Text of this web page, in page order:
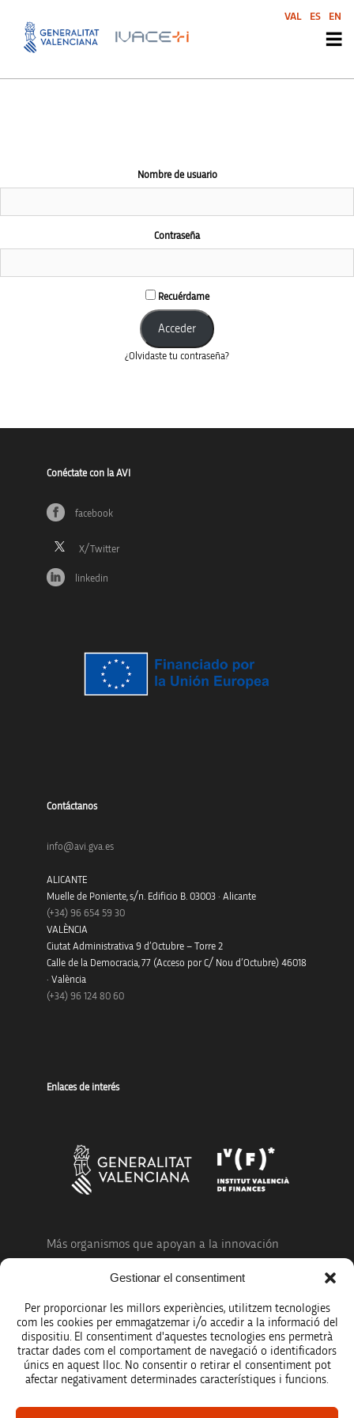
Gestionar el consentiment
Per proporcionar les millors experiències, utilitzem tecnologies
com les cookies per emmagatzemar i/o accedir a la informació del
dispositiu. El consentiment d'aquestes tecnologies ens permetrà
tractar dades com el comportament de navegació o identificadors
únics en aquest lloc. No consentir o retirar el consentiment pot
afectar negativament determinades característiques i funcions.
Nombre de usuario
Contraseña
Recuérdame
¿Olvidaste tu contraseña?
Conéctate con la AVI
facebook
linkedin
Contáctanos
info@avi.gva.es
ALICANTE
Muelle de Poniente, s/n. Edificio B. 03003 · Alicante
(+34) 96 654 59 30
VALÈNCIA
Ciutat Administrativa 9 d’Octubre – Torre 2
Calle de la Democracia, 77 (Acceso por C/ Nou d’Octubre) 46018
· València
(+34) 96 124 80 60
Enlaces de interés
Más organismos que apoyan a la innovación
Avíso legal
Política de protección de datos
Registro de actividades de tratamiento
VAL ES EN